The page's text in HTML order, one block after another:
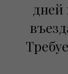
дней